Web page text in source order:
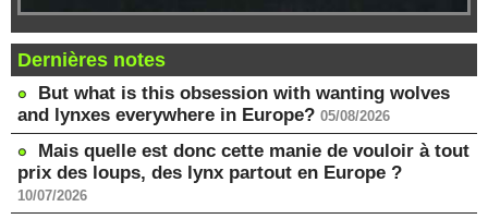
Dernières notes
But what is this obsession with wanting wolves
and lynxes everywhere in Europe? 05/08/2026
Mais quelle est donc cette manie de vouloir à tout
prix des loups, des lynx partout en Europe ?
10/07/2026